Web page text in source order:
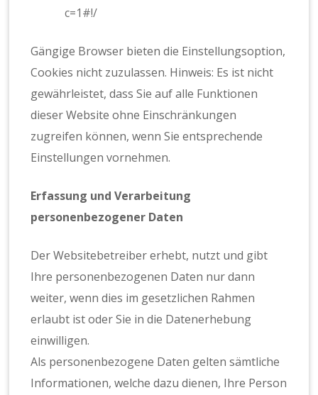
c=1#!/
Gängige Browser bieten die Einstellungsoption,
Cookies nicht zuzulassen. Hinweis: Es ist nicht
gewährleistet, dass Sie auf alle Funktionen
dieser Website ohne Einschränkungen
zugreifen können, wenn Sie entsprechende
Einstellungen vornehmen.
Erfassung und Verarbeitung
personenbezogener Daten
Der Websitebetreiber erhebt, nutzt und gibt
Ihre personenbezogenen Daten nur dann
weiter, wenn dies im gesetzlichen Rahmen
erlaubt ist oder Sie in die Datenerhebung
einwilligen.
Als personenbezogene Daten gelten sämtliche
Informationen, welche dazu dienen, Ihre Person